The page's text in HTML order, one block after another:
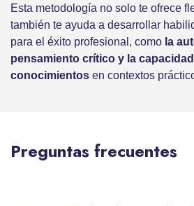
Esta metodología no solo te ofrece
también te ayuda a desarrollar
para el éxito profesional, como la
pensamiento crítico y la
conocimientos en contextos
Preguntas frecuentes